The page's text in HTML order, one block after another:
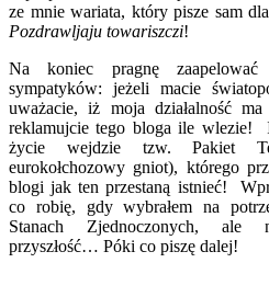
ze mnie wariata, który pisze sam
Pozdrawljaju towariszczi!
Na koniec pragnę
sympatyków: jeżeli macie
uważacie, iż moja działalność
reklamujcie tego bloga ile wlezie!
życie wejdzie tzw. Pakiet
eurokołchozowy gniot), którego
blogi jak ten przestaną istnieć!
co robię, gdy wybrałem na
Stanach Zjednoczonych, ale
przyszłość… Póki co piszę dalej!